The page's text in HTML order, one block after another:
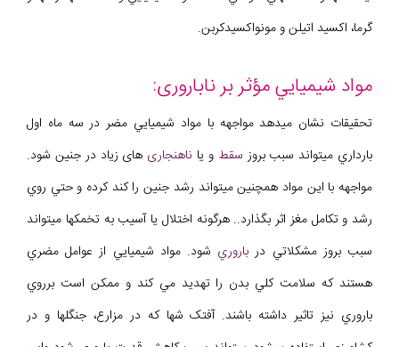
گرما، اکسيد اتيلن و مونواکسيدکربن.
مواد شيميايي مؤثر بر ناباروری:
تحقيقات نشان ميدهد مواجهه با مواد شيميايي مضر در سه ماه اول
بارداري ميتواند سبب بروز سقط و يا ناهنجاری های زياد در جنين شود.
مواجهه با اين مواد همچنين ميتواند رشد جنين را کند کرده و حتي روي
رشد و تکامل مغز اثر بگذارد.. هرگونه اختلال يا آسيب به تخمکها ميتواند
سبب بروز مشکلاتي در باروري شود. مواد شيميايي از عوامل مضري
هستند که سلامت کلي بدن را تهديد مي کند و ممکن است برروي
باروري نيز تاثير داشته باشند. آفتک شها که در مزارع، جنگلها و در